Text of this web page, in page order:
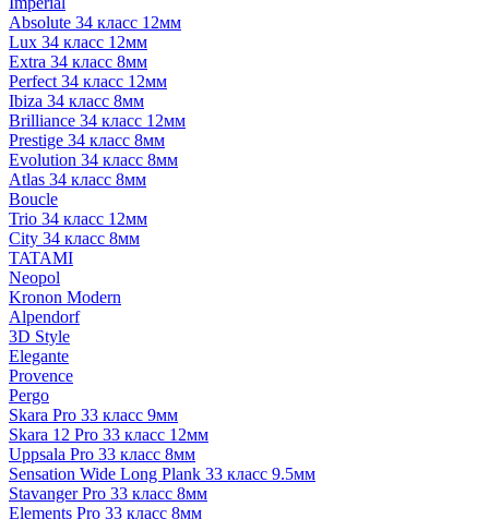
Absolute 34 класс 12мм
Lux 34 класс 12мм
Extra 34 класс 8мм
Perfect 34 класс 12мм
Ibiza 34 класс 8мм
Brilliance 34 класс 12мм
Prestige 34 класс 8мм
Evolution 34 класс 8мм
Atlas 34 класс 8мм
Boucle
Trio 34 класс 12мм
City 34 класс 8мм
TATAMI
Neopol
Kronon Modern
Alpendorf
3D Style
Elegante
Provence
Pergo
Skara Pro 33 класс 9мм
Skara 12 Pro 33 класс 12мм
Uppsala Pro 33 класс 8мм
Sensation Wide Long Plank 33 класс 9.5мм
Stavanger Pro 33 класс 8мм
Elements Pro 33 класс 8мм